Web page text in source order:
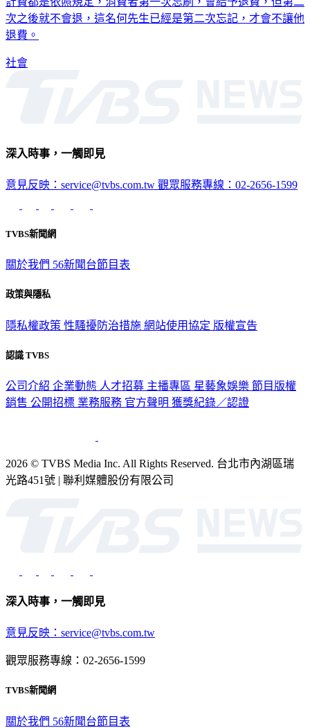
次之後就不會退，這名何先生已經是第二次忘記，才會不讓他
退費。
社會
深入時事，一觸即見
意見反映：service@tvbs.com.tw 觀眾服務專線：02-2656-1599
TVBS新聞網
關於我們 56新聞台節目表
政策與隱私
隱私權政策 性騷擾防治措施 網站使用協定 版權宣告
認識 TVBS
公司介紹 企業動態 人才招募 主播專區 星藝象娛樂 節目版權
銷售 公開招標 業務服務 官方聲明 獲獎紀錄／認證
2026 © TVBS Media Inc. All Rights Reserved. 台北市內湖區瑞
光路451號 | 聯利媒體股份有限公司
深入時事，一觸即見
意見反映：service@tvbs.com.tw
觀眾服務專線：02-2656-1599
TVBS新聞網
關於我們 56新聞台節目表